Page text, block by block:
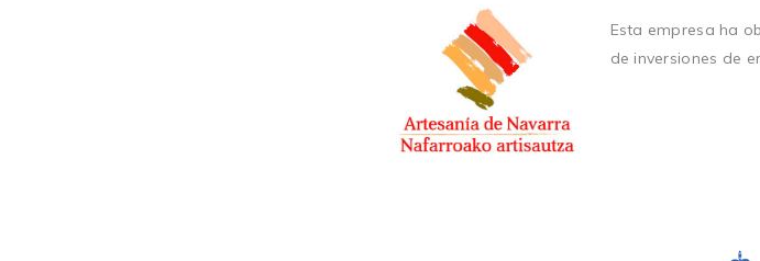
Esta empresa ha
de inversiones de